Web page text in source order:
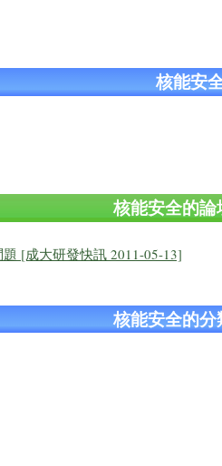
核能安
核能安全的論
[成大研發快訊 2011-05-13]
核能安全的分